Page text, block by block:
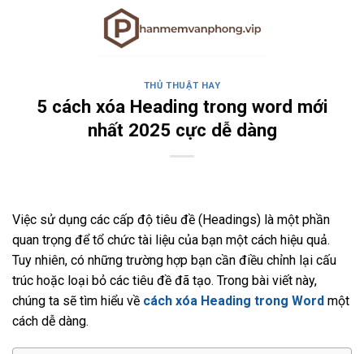
THỦ THUẬT HAY
5 cách xóa Heading trong word mới
nhất 2025 cực dễ dàng
Việc sử dụng các cấp độ tiêu đề (Headings) là một phần
quan trọng để tổ chức tài liệu của bạn một cách hiệu quả.
Tuy nhiên, có những trường hợp bạn cần điều chỉnh lại cấu
trúc hoặc loại bỏ các tiêu đề đã tạo. Trong bài viết này,
chúng ta sẽ tìm hiểu về cách xóa Heading trong Word một
cách dễ dàng.